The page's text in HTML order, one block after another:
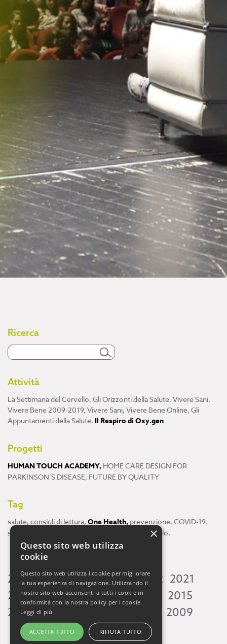
Ricerca
Attività
La Settimana del Cervello, Gli Orizzonti della Salute, Vivere Sani,
Vivere Bene 2009-2019, Vivere Sani, Vivere Bene Online, Gli
Appuntamenti della Salute, Il Respiro di Oxy.gen
Progetti
HUMAN TOUCH ACADEMY, HOME CARE DESIGN FOR
PARKINSON’S DISEASE, FUTURE BY QUALITY
Tag
salute, consigli di lettura, One Health, prevenzione, COVID-19,
scienza
cervello,
2026 2025 2024 2023 2022 2021
2020 2019 2018 2017 2016
2015
2014 2013 2009
×
Questo sito web utilizza
cookie
Questo sito web utilizza i cookie per migliorare
la tua esperienza di navigazione. Utilizzando il
nostro sito web acconsenti a tutti i cookie in
conformità con la nostra policy per i cookie.
Leggi di più
ACCETTA TUTTO RIFIUTA TUTTO